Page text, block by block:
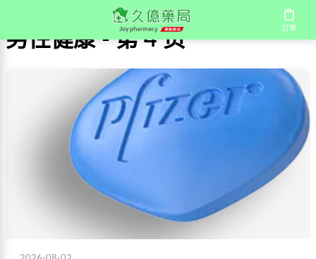
訂單
男性健康 - 第 4 页